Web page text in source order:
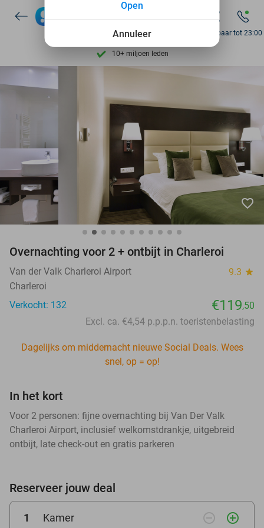
7 dagen per week beschikbaar
10+ miljoen leden
9,4 op basis van
Ontdek 15.000+ deals
Bereikbaar tot 23:00
favorite_border
Overnachting voor 2 + ontbijt in Charleroi
Van der Valk Charleroi Airport 9.3 star
Charleroi
Verkocht: 132
€119,50
Excl. ca. €4,54 p.p.p.n. toeristenbelasting
Dagelijks om middernacht nieuwe Social Deals. Wees
snel, op = op!
In het kort
Voor 2 personen: fijne overnachting bij Van Der Valk
Charleroi Airport, inclusief welkomstdrankje, uitgebreid
ontbijt, late check-out en gratis parkeren
Reserveer jouw deal
1 Kamer remove_circle_outline add_circle_outline
Annuleer
Open